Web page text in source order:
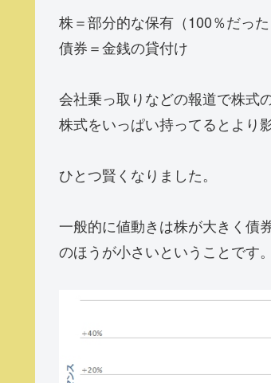
株＝部分的な保有（100％だった
債券＝金銭の貸付け
会社乗っ取りなどの報道で株式
株式をいっぱい持ってるとより
ひとつ賢くなりました。
一般的に値動きは株が大きく債
のほうが小さいということです